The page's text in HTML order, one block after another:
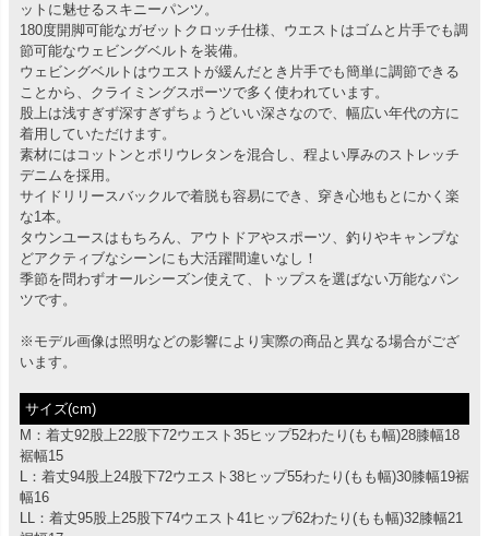
ットに魅せるスキニーパンツ。
180度開脚可能なガゼットクロッチ仕様、ウエストはゴムと片手でも調
節可能なウェビングベルトを装備。
ウェビングベルトはウエストが緩んだとき片手でも簡単に調節できる
ことから、クライミングスポーツで多く使われています。
股上は浅すぎず深すぎずちょうどいい深さなので、幅広い年代の方に
着用していただけます。
素材にはコットンとポリウレタンを混合し、程よい厚みのストレッチ
デニムを採用。
サイドリリースバックルで着脱も容易にでき、穿き心地もとにかく楽
な1本。
タウンユースはもちろん、アウトドアやスポーツ、釣りやキャンプな
どアクティブなシーンにも大活躍間違いなし！
季節を問わずオールシーズン使えて、トップスを選ばない万能なパン
ツです。
※モデル画像は照明などの影響により実際の商品と異なる場合がござ
います。
サイズ(cm)
M：着丈92股上22股下72ウエスト35ヒップ52わたり(もも幅)28膝幅18
裾幅15
L：着丈94股上24股下72ウエスト38ヒップ55わたり(もも幅)30膝幅19裾
幅16
LL：着丈95股上25股下74ウエスト41ヒップ62わたり(もも幅)32膝幅21